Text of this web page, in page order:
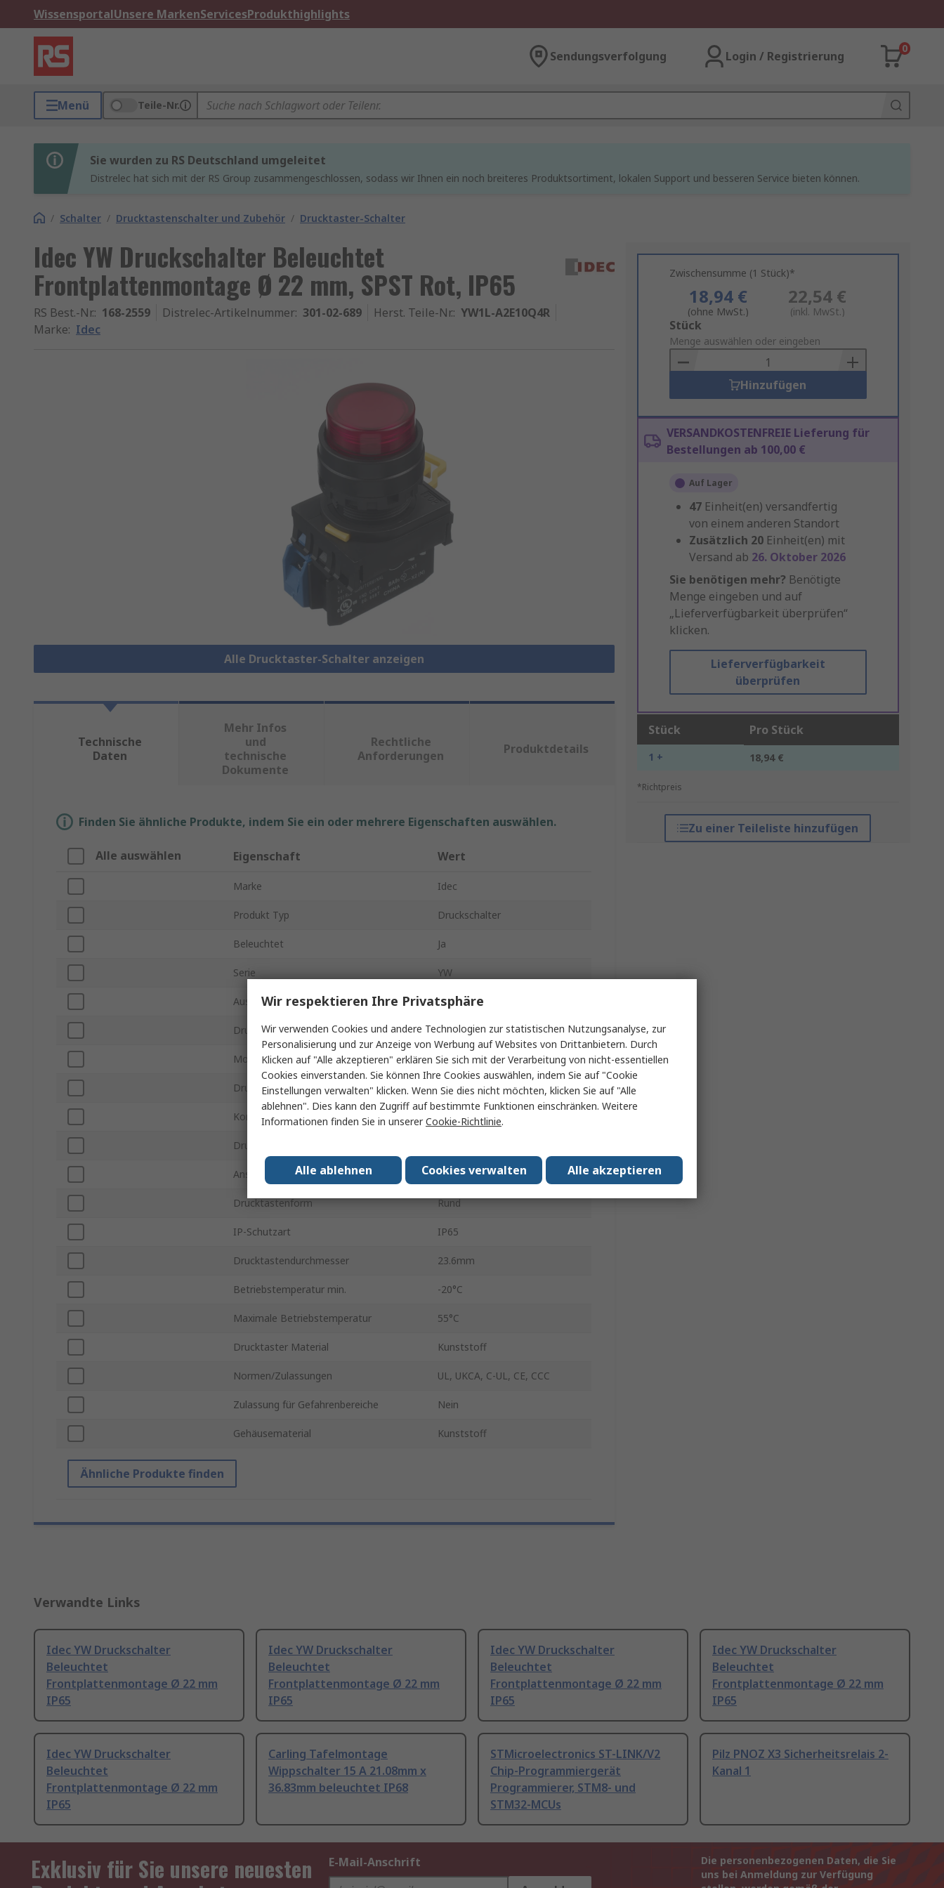
WissensportalUnsere MarkenServicesProdukthighlights
Sendungsverfolgung Login / Registrierung
0
Menü Teile-Nr.
Sie wurden zu RS Deutschland umgeleitet
Distrelec hat sich mit der RS Group zusammengeschlossen, sodass wir Ihnen ein noch breiteres Produktsortiment, lokalen Support und besseren Service bieten können.
/ Schalter / Drucktastenschalter und Zubehör / Drucktaster-Schalter
Idec YW Druckschalter Beleuchtet
Frontplattenmontage Ø 22 mm, SPST Rot, IP65
RS Best.-Nr.: 168-2559 Distrelec-Artikelnummer: 301-02-689 Herst. Teile-Nr.: YW1L-A2E10Q4R
Marke: Idec
Alle Drucktaster-Schalter anzeigen
Zwischensumme (1 Stück)*
18,94 €
(ohne MwSt.)
22,54 €
(inkl. MwSt.)
Add
to
Basket
Stück
Menge auswählen oder eingeben
Hinzufügen
VERSANDKOSTENFREIE Lieferung für
Bestellungen ab 100,00 €
Auf Lager
47 Einheit(en) versandfertig
von einem anderen Standort
Zusätzlich 20 Einheit(en) mit
Versand ab 26. Oktober 2026
Sie benötigen mehr? Benötigte
Menge eingeben und auf
„Lieferverfügbarkeit überprüfen“
klicken.
Lieferverfügbarkeit
überprüfen
Stück Pro Stück
1 + 18,94 €
*Richtpreis
Zu einer Teileliste hinzufügen
Technische
Daten
Mehr Infos
und
technische
Dokumente
Rechtliche
Anforderungen
Produktdetails
Finden Sie ähnliche Produkte, indem Sie ein oder mehrere Eigenschaften auswählen.
Alle auswählen Eigenschaft Wert
Marke Idec
Produkt Typ Druckschalter
Beleuchtet Ja
Serie YW
Ausschnitt-Durchmesser 22mm
Drucktasterbetätigung wartungsfrei
Montageart Frontplattenmontage
Drucktastenfarbe Rot
Kontakt Konfiguration SPST
Drucktasten Bauart
Anschlusstyp Schraube
Drucktastenform Rund
IP-Schutzart IP65
Drucktastendurchmesser 23.6mm
Betriebstemperatur min. -20°C
Maximale Betriebstemperatur 55°C
Drucktaster Material Kunststoff
Normen/Zulassungen UL, UKCA, C-UL, CE, CCC
Zulassung für Gefahrenbereiche Nein
Gehäusematerial Kunststoff
Ähnliche Produkte finden
Verwandte Links
Idec YW Druckschalter
Beleuchtet
Frontplattenmontage Ø 22 mm
IP65
Idec YW Druckschalter
Beleuchtet
Frontplattenmontage Ø 22 mm
IP65
Idec YW Druckschalter
Beleuchtet
Frontplattenmontage Ø 22 mm
IP65
Idec YW Druckschalter
Beleuchtet
Frontplattenmontage Ø 22 mm
IP65
Idec YW Druckschalter
Beleuchtet
Frontplattenmontage Ø 22 mm
IP65
Carling Tafelmontage
Wippschalter 15 A 21.08mm x
36.83mm beleuchtet IP68
STMicroelectronics ST-LINK/V2
Chip-Programmiergerät
Programmierer, STM8- und
STM32-MCUs
Pilz PNOZ X3 Sicherheitsrelais 2-
Kanal 1
Exklusiv für Sie unsere neuesten
E-Mail-Anschrift
Die personenbezogenen Daten, die Sie
uns bei Anmeldung zur Verfügung
Wir respektieren Ihre Privatsphäre
Wir verwenden Cookies und andere Technologien zur statistischen Nutzungsanalyse, zur
Personalisierung und zur Anzeige von Werbung auf Websites von Drittanbietern. Durch
Klicken auf "Alle akzeptieren" erklären Sie sich mit der Verarbeitung von nicht-essentiellen
Cookies einverstanden. Sie können Ihre Cookies auswählen, indem Sie auf "Cookie
Einstellungen verwalten" klicken. Wenn Sie dies nicht möchten, klicken Sie auf "Alle
ablehnen". Dies kann den Zugriff auf bestimmte Funktionen einschränken. Weitere
Informationen finden Sie in unsererCookie-Richtlinie.
Alle akzeptieren
Cookies verwalten
Alle ablehnen